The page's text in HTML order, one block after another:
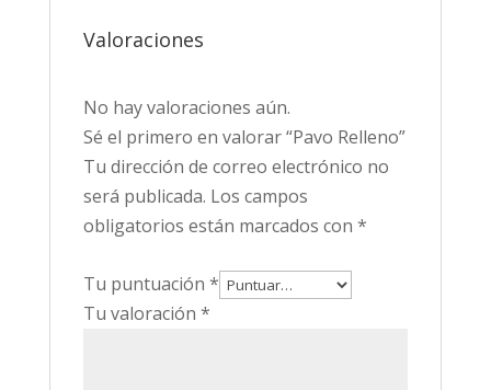
Valoraciones
No hay valoraciones aún.
Sé el primero en valorar “Pavo Relleno”
Tu dirección de correo electrónico no
será publicada. Los campos
obligatorios están marcados con *
Tu puntuación *
Tu valoración *